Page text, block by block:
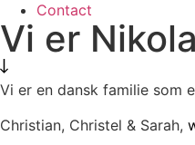
Contact
Vi er
Vi er en dansk familie som
Christian, Christel & Sarah,